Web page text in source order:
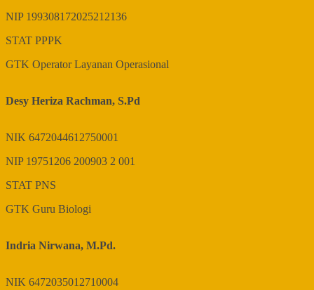
NIP 199308172025212136
STAT PPPK
GTK Operator Layanan Operasional
Desy Heriza Rachman, S.Pd
NIK 6472044612750001
NIP 19751206 200903 2 001
STAT PNS
GTK Guru Biologi
Indria Nirwana, M.Pd.
NIK 6472035012710004